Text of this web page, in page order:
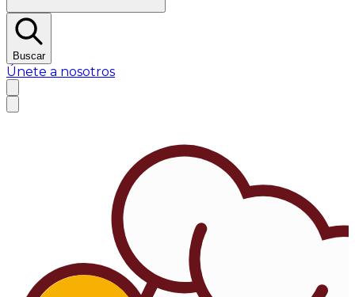
Buscar
Únete a nosotros